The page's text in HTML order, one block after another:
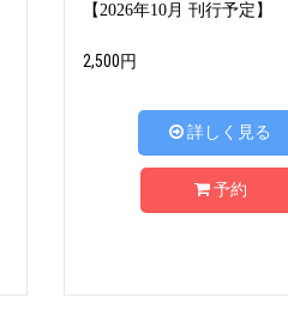
【2026年10月 刊行予定】
2,500円
詳しく見る
予約